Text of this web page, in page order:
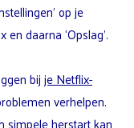
op je
en daarna ‘Opslag’.
bijje Netflix-
verhelpen.